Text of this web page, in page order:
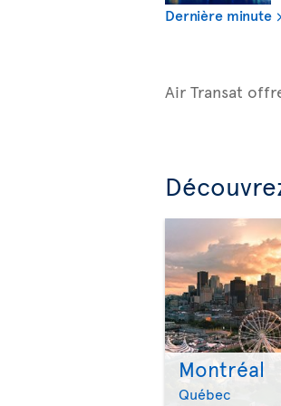
Dernière minute
Air Transat
Montréal
Québec